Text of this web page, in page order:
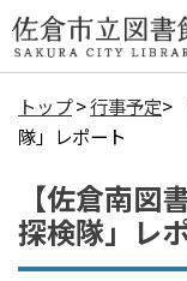
トップ>行事予定>
隊」レポート
【佐倉南図
探検隊」レ